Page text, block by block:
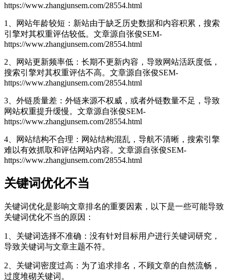
https://www.zhangjunsem.com/28554.html
1、网站年龄较短：新站由于缺乏历史数据和内容积累，搜索
引擎对其权重评估较低。 文章源自张俊SEM-
https://www.zhangjunsem.com/28554.html
2、网站更新频率低：长期不更新内容，导致网站活跃度低，
搜索引擎对其权重评估不高。 文章源自张俊SEM-
https://www.zhangjunsem.com/28554.html
3、外链质量差：外链来源不权威，或者外链数量不足，导致
网站权重提升缓慢。 文章源自张俊SEM-
https://www.zhangjunsem.com/28554.html
4、网站结构不合理：网站结构混乱，导航不清晰，搜索引擎
难以有效抓取和评估网站内容。 文章源自张俊SEM-
https://www.zhangjunsem.com/28554.html
关键词优化不当
关键词优化是影响文章排名的重要因素，以下是一些可能导致
关键词优化不当的原因：
1、关键词选择不准确：没有针对目标用户进行关键词研究，
导致关键词与文章主题不符。
2、关键词密度过高：为了追求排名，不顾文章的自然流畅，
过度堆砌关键词。